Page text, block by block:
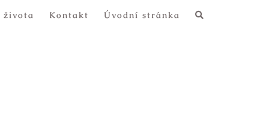
života Kontakt Úvodní stránka